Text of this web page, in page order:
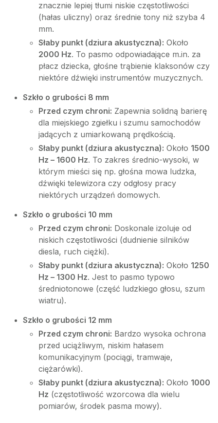
znacznie lepiej tłumi niskie częstotliwości
(hałas uliczny) oraz średnie tony niż szyba 4
mm.
Słaby punkt (dziura akustyczna): Około
2000 Hz. To pasmo odpowiadające m.in. za
płacz dziecka, głośne trąbienie klaksonów czy
niektóre dźwięki instrumentów muzycznych.
Szkło o grubości 8 mm
Przed czym chroni: Zapewnia solidną barierę
dla miejskiego zgiełku i szumu samochodów
jadących z umiarkowaną prędkością.
Słaby punkt (dziura akustyczna): Około 1500
Hz – 1600 Hz. To zakres średnio-wysoki, w
którym mieści się np. głośna mowa ludzka,
dźwięki telewizora czy odgłosy pracy
niektórych urządzeń domowych.
Szkło o grubości 10 mm
Przed czym chroni: Doskonale izoluje od
niskich częstotliwości (dudnienie silników
diesla, ruch ciężki).
Słaby punkt (dziura akustyczna): Około 1250
Hz – 1300 Hz. Jest to pasmo typowo
średniotonowe (część ludzkiego głosu, szum
wiatru).
Szkło o grubości 12 mm
Przed czym chroni: Bardzo wysoka ochrona
przed uciążliwym, niskim hałasem
komunikacyjnym (pociągi, tramwaje,
ciężarówki).
Słaby punkt (dziura akustyczna): Około 1000
Hz (częstotliwość wzorcowa dla wielu
pomiarów, środek pasma mowy).